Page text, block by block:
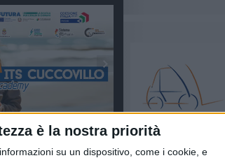
è la nostra priorità
su un dispositivo, come i cookie, e